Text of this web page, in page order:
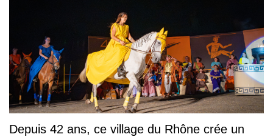
Depuis 42 ans, ce village du Rhône crée un